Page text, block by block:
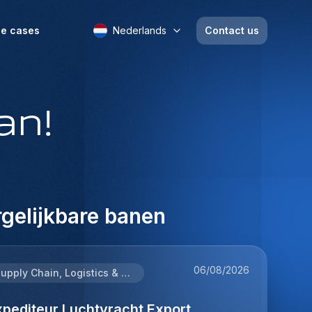
cases Nederlands Contact us
banen
Supply Chain, Logistics & Procurement 06/08/2026